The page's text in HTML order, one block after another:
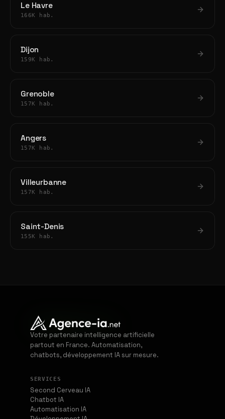
Le Havre
166K hab.
Dijon
159K hab.
Grenoble
157K hab.
Angers
157K hab.
Villeurbanne
157K hab.
Saint-Denis
155K hab.
Votre partenaire intelligence artificielle
partout en France. Automatisation,
chatbots, développement IA sur mesure.
SERVICES
Second Cerveau IA
Chatbot IA
Automatisation IA